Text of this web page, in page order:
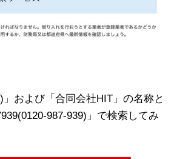
」および「合同会社HIT」の名称と
987-939)」で検索してみ